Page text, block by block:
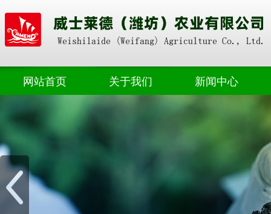
网站首页 关于我们 新闻中心
业界资讯
奥朴赛高塔
奥朴赛菌剂
奥朴赛硝硫基
奥朴赛转鼓